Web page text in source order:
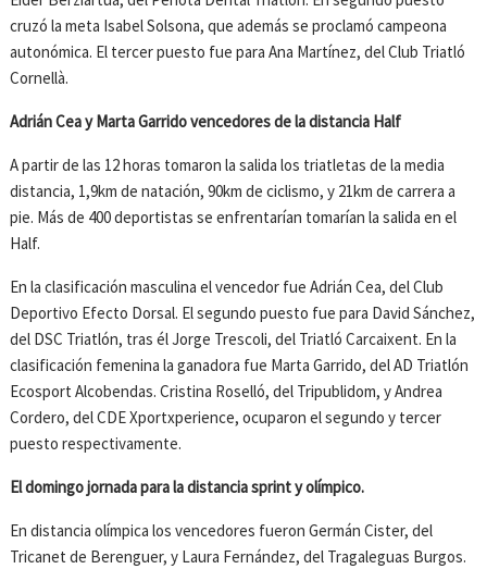
cruzó la meta Isabel Solsona, que además se proclamó campeona
autonómica. El tercer puesto fue para Ana Martínez, del Club Triatló
Cornellà.
Adrián Cea y Marta Garrido vencedores de la distancia Half
A partir de las 12 horas tomaron la salida los triatletas de la media
distancia, 1,9km de natación, 90km de ciclismo, y 21km de carrera a
pie. Más de 400 deportistas se enfrentarían tomarían la salida en el
Half.
En la clasificación masculina el vencedor fue Adrián Cea, del Club
Deportivo Efecto Dorsal. El segundo puesto fue para David Sánchez,
del DSC Triatlón, tras él Jorge Trescoli, del Triatló Carcaixent. En la
clasificación femenina la ganadora fue Marta Garrido, del AD Triatlón
Ecosport Alcobendas. Cristina Roselló, del Tripublidom, y Andrea
Cordero, del CDE Xportxperience, ocuparon el segundo y tercer
puesto respectivamente.
El domingo jornada para la distancia sprint y olímpico.
En distancia olímpica los vencedores fueron Germán Cister, del
Tricanet de Berenguer, y Laura Fernández, del Tragaleguas Burgos.